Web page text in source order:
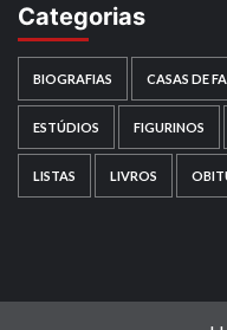
Categorias
BIOGRAFIAS CASAS DE
ESTÚDIOS FIGURINOS
LISTAS LIVROS